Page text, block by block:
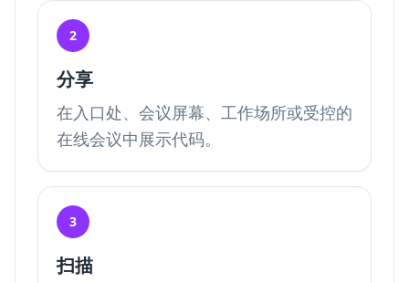
2
分享
在入口处、会议屏幕、工作场所或受控的
在线会议中展示代码。
3
扫描